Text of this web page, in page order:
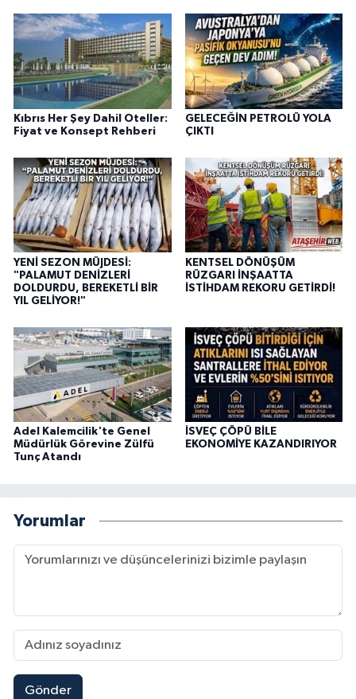
Kıbrıs Her Şey Dahil Oteller:
Fiyat ve Konsept Rehberi
GELECEĞİN PETROLÜ YOLA
ÇIKTI
YENİ SEZON MÜJDESİ:
"PALAMUT DENİZLERİ
DOLDURDU, BEREKETLİ BİR
YIL GELİYOR!"
KENTSEL DÖNÜŞÜM
RÜZGARI İNŞAATTA
İSTİHDAM REKORU GETİRDİ!
Adel Kalemcilik'te Genel
Müdürlük Görevine Zülfü
Tunç Atandı
İSVEÇ ÇÖPÜ BİLE
EKONOMİYE KAZANDIRIYOR
Yorumlar
Gönder